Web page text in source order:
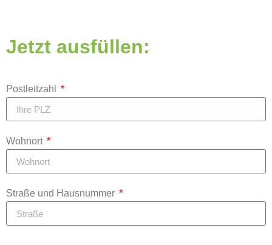
Jetzt ausfüllen:
Postleitzahl
Wohnort
Straße und Hausnummer